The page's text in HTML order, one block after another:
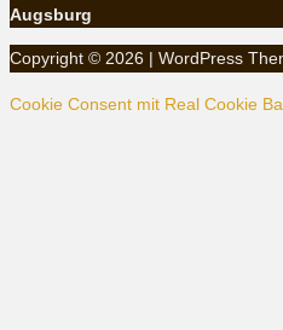
Augsburg
Copyright © 2026 | WordPress
Cookie Consent mit Real Cookie